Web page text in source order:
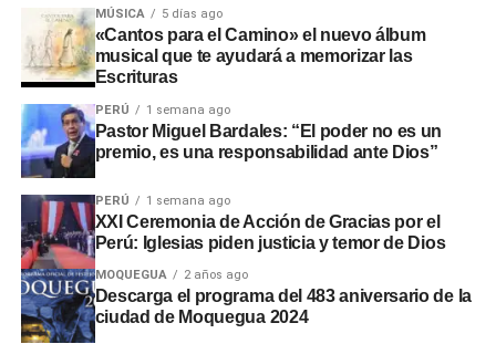
epidemias anteriores.
Emergencia sanitaria
internacional
La OMS declaró este brote como una
salud pública de importancia internacional
que la propagación podría extenderse durante varios
meses.
Las condiciones de inseguridad en las zonas afectadas
dificultan las labores de contención, atención médica y
MÚSICA 5 días ago
«Cantos para el Camino» el nuevo álbum
musical que te ayudará a memorizar las
Escrituras
PERÚ 1 semana ago
Pastor Miguel Bardales: “El poder no es un
premio, es una responsabilidad ante Dios”
PERÚ 1 semana ago
XXI Ceremonia de Acción de Gracias por el
Perú: Iglesias piden justicia y temor de Dios
MOQUEGUA 2 años ago
Descarga el programa del 483 aniversario de la
ciudad de Moquegua 2024